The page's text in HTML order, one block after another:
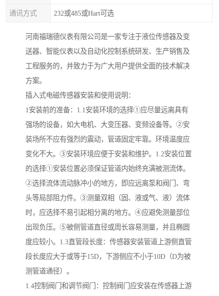
通讯方式 232或485或Hart可选
河南福瑞德仪表有限公司是一家专注于液位传感器及变
送器、智能仪表以及自动化控制系统研发、生产销售及
工程服务的，并致力于为广大用户提供全面的技术解决
方案。
插入式电磁传感器安装和使用说明：
1安装前的准备：1.1安装环境的选择①应尽量远离具有
强场的设备，如大电机、大变压器、变频设备等。②安
装场所不应有强烈的震动，管道固定牢靠。环境温度应
变化不大。③安装环境应便于安装和维护。1.2安装位置
的选择①安装位置必须保证管道内始终充满被测流体。
②选择流体流动脉冲小的地方，即应远离泵和阀门、弯
头等局部阻力件。③测量双相（固、液或气、液）流体
时，应选择不易引起相分离的地方。④应避免测量部位
出现负压。⑤被侧管道直径或周长容易测量，并且椭圆
度应较小。1.3直管段长度：传感器安装管道上游侧直管
段长度应大于或等于15D，下游侧应不小于10D（D为被
测管道通径）。
1.4控制阀门和调节阀门：控制阀门应安装在传感器上游